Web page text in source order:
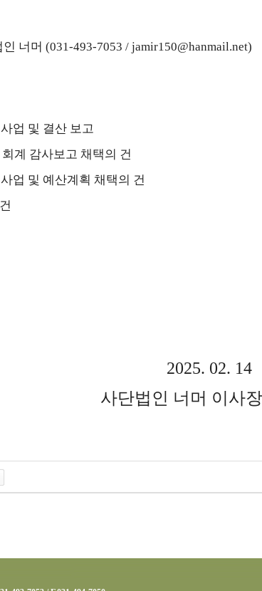
너머 (031-493-7053 / jamir150@hanmail.net)
업 및 결산 보고
계 감사보고 채택의 건
업 및 예산계획 채택의 건
2025. 02. 14
사단법인 너머 이사